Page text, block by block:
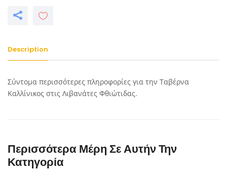
Description
Σύντομα περισσότερες πληροφορίες για την Ταβέρνα
Καλλίνικος στις Λιβανάτες Φθιώτιδας.
Περισσότερα Μέρη Σε Αυτήν Την
Κατηγορία